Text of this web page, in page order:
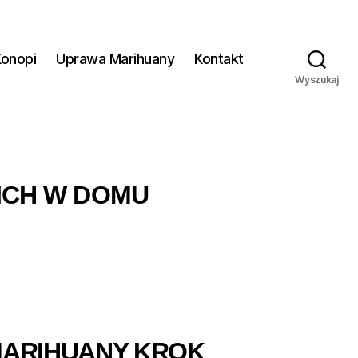
Uprawa Marihuany Kontakt
Wyszukaj
W DOMU
KROK